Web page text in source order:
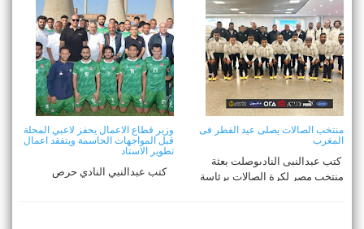
منتخب الصالات يصلى عيد الفطر فى
المغرب
كتب عبدالنبى النادىوصلت بعثة
منتخب مصر لكرة الصالات برئاسة
وزير قطاع الاعمال يحفز لاعبي المحلة
قبل المواجهات الحاسمة ويتفقد اعمال
تطوير الاستاد
كتب عبدالنبي النادي حرص